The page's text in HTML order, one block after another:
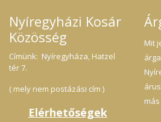
Nyíregyházi Kosár
Közösség
Címünk: Nyíregyháza, Hatzel
tér 7.
( mely nem postázási cím )
Elérhetőségek
Mit